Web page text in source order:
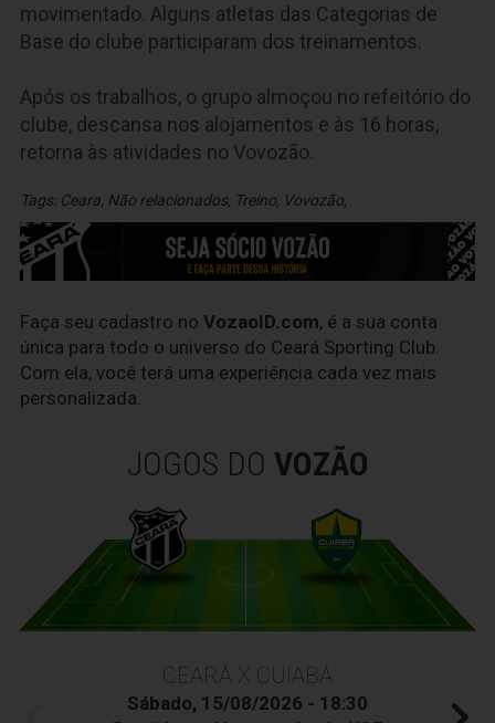
movimentado. Alguns atletas das Categorias de
Base do clube participaram dos treinamentos.
Após os trabalhos, o grupo almoçou no refeitório do
clube, descansa nos alojamentos e às 16 horas,
retorna às atividades no Vovozão.
Tags: Ceara Não relacionados, Treino Vovozão
Faça seu cadastro no VozaoID.com, é a sua conta
única para todo o universo do Ceará Sporting Club.
Com ela, você terá uma experiência cada vez mais
personalizada.
JOGOS DO VOZÃO
CEARÁ X CUIABÁ
Sábado, 15/08/2026 - 18:30